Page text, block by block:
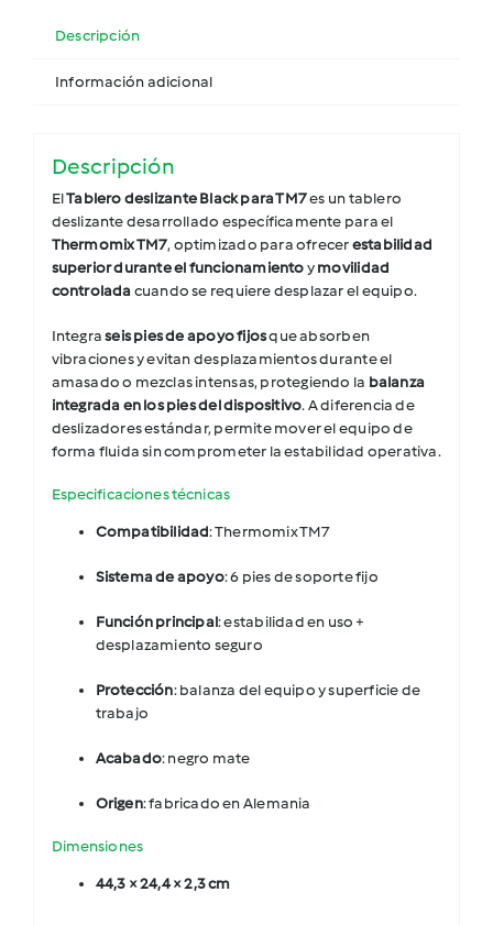
Descripción
Información adicional
Descripción
ElTablero deslizante Black para TM7es un tablero
deslizante desarrollado específicamente para el
Thermomix TM7, optimizado para ofrecerestabilidad
superior durante el funcionamientoymovilidad
controlada cuando se requiere desplazar el equipo.
Integraseis pies de apoyo fijosque absorben
vibraciones y evitan desplazamientos durante el
amasado o mezclas intensas, protegiendo la balanza
integrada en los pies del dispositivo. A diferencia de
deslizadores estándar, permite mover el equipo de
forma fluida sin comprometer la estabilidad operativa.
Especificaciones técnicas
Compatibilidad: Thermomix TM7
Sistema de apoyo: 6 pies de soporte fijo
Función principal: estabilidad en uso +
desplazamiento seguro
Protección: balanza del equipo y superficie de
trabajo
Acabado: negro mate
Origen: fabricado en Alemania
Dimensiones
44,3 × 24,4 × 2,3 cm